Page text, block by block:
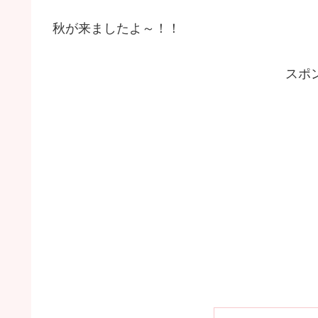
秋が来ましたよ～！！
スポ